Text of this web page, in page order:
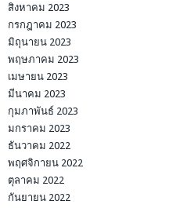
สิงหาคม 2023
กรกฎาคม 2023
มิถุนายน 2023
พฤษภาคม 2023
เมษายน 2023
มีนาคม 2023
กุมภาพันธ์ 2023
มกราคม 2023
ธันวาคม 2022
พฤศจิกายน 2022
ตุลาคม 2022
กันยายน 2022